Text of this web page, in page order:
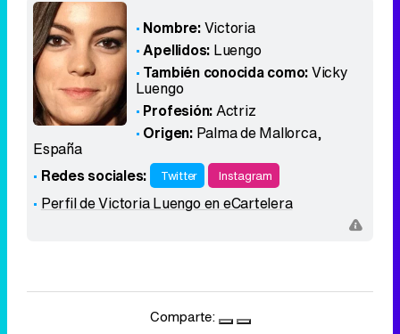
Nombre:Victoria
Apellidos: Luengo
También conocida como:Vicky
Luengo
Profesión:Actriz
Origen: Palma de Mallorca,
España
Redes sociales:
Twitter Instagram
Perfil de Victoria Luengo en eCartelera
Comparte: